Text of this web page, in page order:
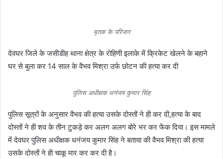
मृतक के परिजन
देवघर जिले के जसीडीह थाना क्षेत्र के रोहिणी इलाके में क्रिकेट खेलने के बहाने
घर से बुला कर 14 साल के वैभव मिश्रा उर्फ छोटन की हत्या कर दी
पुलिस अधीक्षक धनंजय कुमार सिंह
पुलिस सूत्रों के अनुसार वैभव की हत्या उसके दोस्तों ने ही कर दी,हत्या के बाद
दोस्तों ने ही शव के तीन टुकड़े कर अलग अलग बोरे भर कर फेंक दिया। इस मामले
में देवघर पुलिस अधीक्षक धनंजय कुमार सिंह ने बताया की वैभव मिश्रा की हत्या
उसके दोस्तों ने ही चाकू मार कर कर दी है।